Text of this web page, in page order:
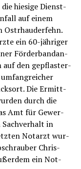
hie­si­ge Dienst­
auf einem
Ost­rhau­der­fehn.
ein 60-jäh­ri­ger
För­der­band­an­
auf den gepflas­ter­
Die Ermitt­
durch die
Amt für Gewer­
in
Not­arzt wur­
Chris­
ein Not­